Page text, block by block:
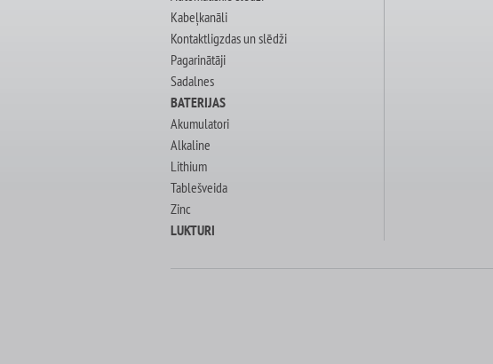
Kabeļkanāli
Kontaktligzdas un slēdži
Pagarinātāji
Sadalnes
BATERIJAS
Akumulatori
Alkaline
Lithium
Tablešveida
Zinc
LUKTURI